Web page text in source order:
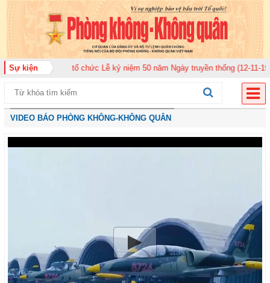
Sự kiện
920 tổ chức Lễ kỷ niệm 50 năm Ngày truyền thống (12-11-1975/12-11-2025)
VIDEO BÁO PHÒNG KHÔNG-KHÔNG QUÂN